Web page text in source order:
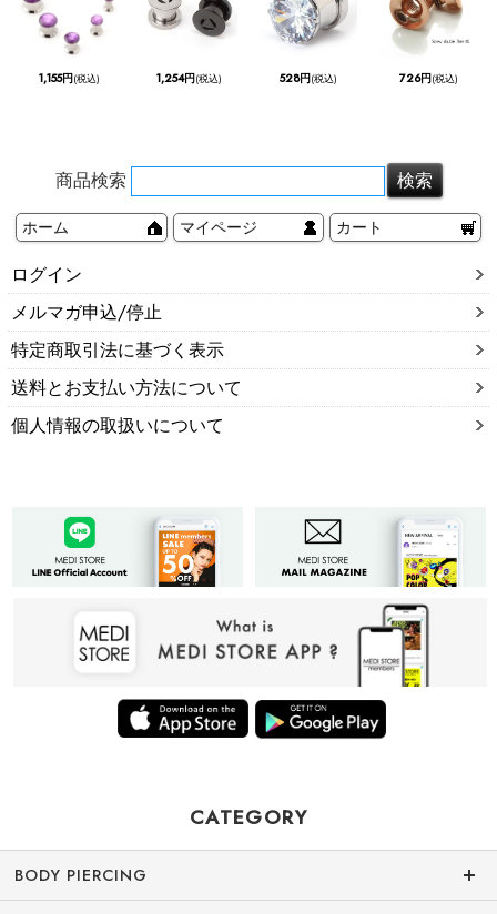
1,155円(税込) 1,254円(税込) 528円(税込) 726円(税込)
商品検索
ホーム マイページ カート
ログイン
メルマガ申込/停止
特定商取引法に基づく表示
送料とお支払い方法について
個人情報の取扱いについて
CATEGORY
BODY PIERCING